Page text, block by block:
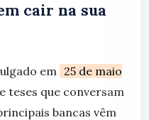
cair na sua
em 25 de maio
teses que conversam
bancas vêm